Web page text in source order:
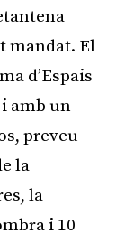
mandat. El
d’Espais
amb un
preveu
la
la
i 10